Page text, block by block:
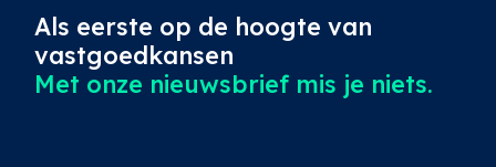
Als eerste op de hoogte van
vastgoedkansen
Met onze nieuwsbrief mis je niets.